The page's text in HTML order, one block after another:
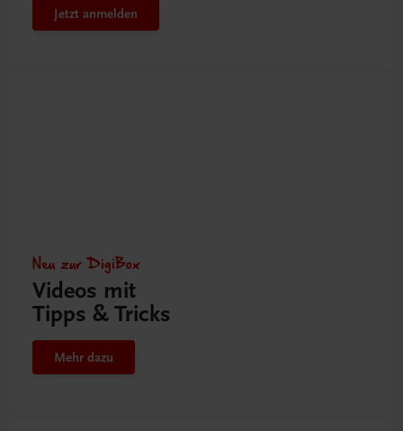
Jetzt anmelden
Neu zur DigiBox
Videos mit
Tipps & Tricks
Mehr dazu